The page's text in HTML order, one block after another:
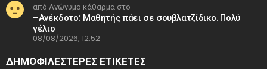
από Ανώνυμο κάθαρμα στο
–Ανέκδοτο: Μαθητής πάει σε σουβλατζίδικο. Πολύ
γέλιο
08/08/2026, 12:52
ΔΗΜΟΦΙΛΕΣΤΕΡΕΣ ΕΤΙΚΈΤΕΣ